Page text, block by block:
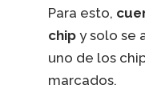
Para esto,
chipy solo se
uno de los
marcados.